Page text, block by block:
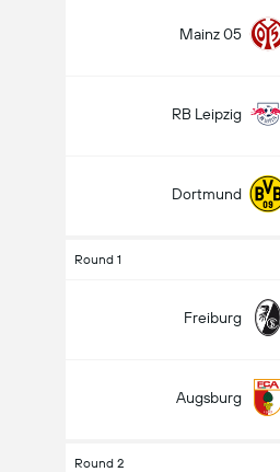
Mainz 05
RB Leipzig
Dortmund
Round 1
Freiburg
Augsburg
Round 2